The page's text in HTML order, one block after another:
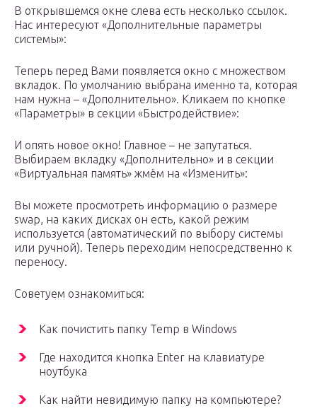
В открывшемся окне слева есть несколько ссылок.
Нас интересуют «Дополнительные параметры
системы»:
Теперь перед Вами появляется окно с множеством
вкладок. По умолчанию выбрана именно та, которая
нам нужна – «Дополнительно». Кликаем по кнопке
«Параметры» в секции «Быстродействие»:
И опять новое окно! Главное – не запутаться.
Выбираем вкладку «Дополнительно» и в секции
«Виртуальная память» жмём на «Изменить»:
Вы можете просмотреть информацию о размере
swap, на каких дисках он есть, какой режим
используется (автоматический по выбору системы
или ручной). Теперь переходим непосредственно к
переносу.
Советуем ознакомиться:
Как почистить папку Temp в Windows
Где находится кнопка Enter на клавиатуре
ноутбука
Как найти невидимую папку на компьютере?